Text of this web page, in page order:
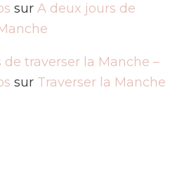
sur A deux jours de
de traverser la Manche –
sur Traverser la Manche